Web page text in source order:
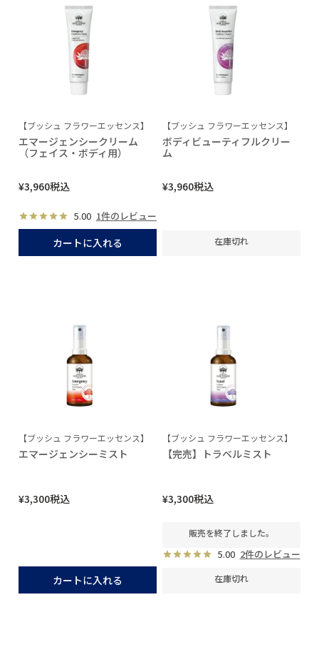
【ブッシュ フラワーエッセンス】
エマージェンシークリーム
（フェイス・ボディ用）
¥3,960税込
5.00 1件のレビュー
カートに入れる
【ブッシュ フラワーエッセンス】
ボディビューティフルクリー
ム
¥3,960税込
在庫切れ
【ブッシュ フラワーエッセンス】
エマージェンシーミスト
¥3,300税込
カートに入れる
【ブッシュ フラワーエッセンス】
【完売】トラベルミスト
¥3,300税込
販売を終了しました。
5.00 2件のレビュー
在庫切れ